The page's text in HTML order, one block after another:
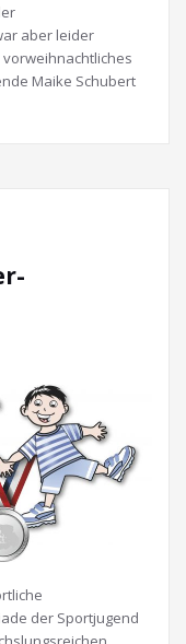
aber leider
Maike Schubert
der Sportjugend